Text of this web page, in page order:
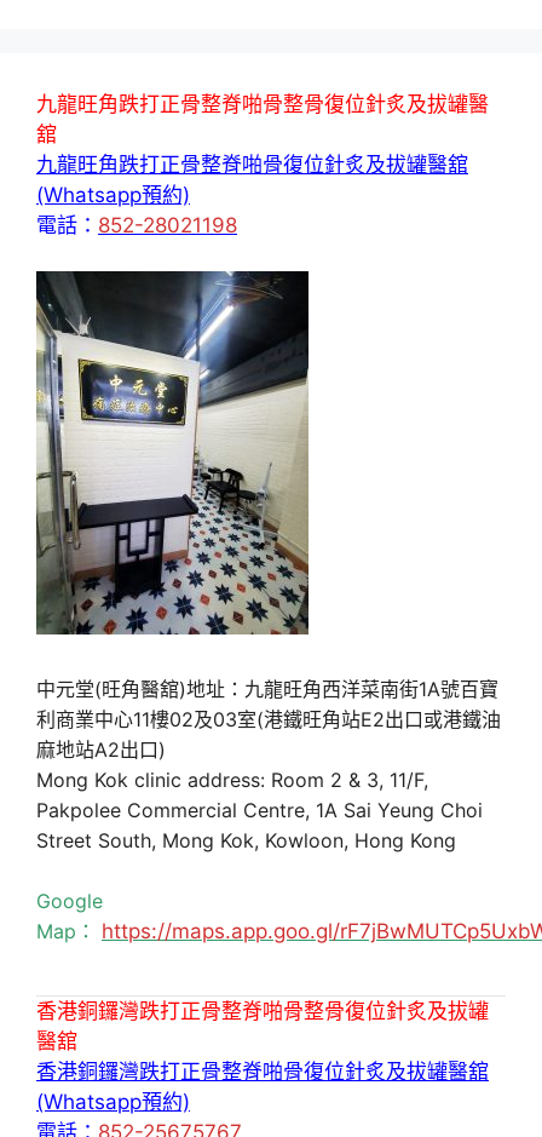
九龍旺角跌打正骨整脊啪骨整骨復位針炙及拔罐醫
舘
九龍旺角跌打正骨整脊啪骨復位針炙及拔罐醫舘
(Whatsapp預約)
電話： 852-28021198
中元堂(旺角醫舘)地址：九龍旺角西洋菜南街1A號百寶
利商業中心11樓02及03室(港鐵旺角站E2出口或港鐵油
麻地站A2出口)
Mong Kok clinic address: Room 2 & 3, 11/F,
Pakpolee Commercial Centre, 1A Sai Yeung Choi
Street South, Mong Kok, Kowloon, Hong Kong
Google
Map： https://maps.app.goo.gl/
香港銅鑼灣跌打正骨整脊啪骨整骨復位針炙及拔罐
醫舘
香港銅鑼灣跌打正骨整脊啪骨復位針炙及拔罐醫舘
(Whatsapp預約)
電話： 852-25675767